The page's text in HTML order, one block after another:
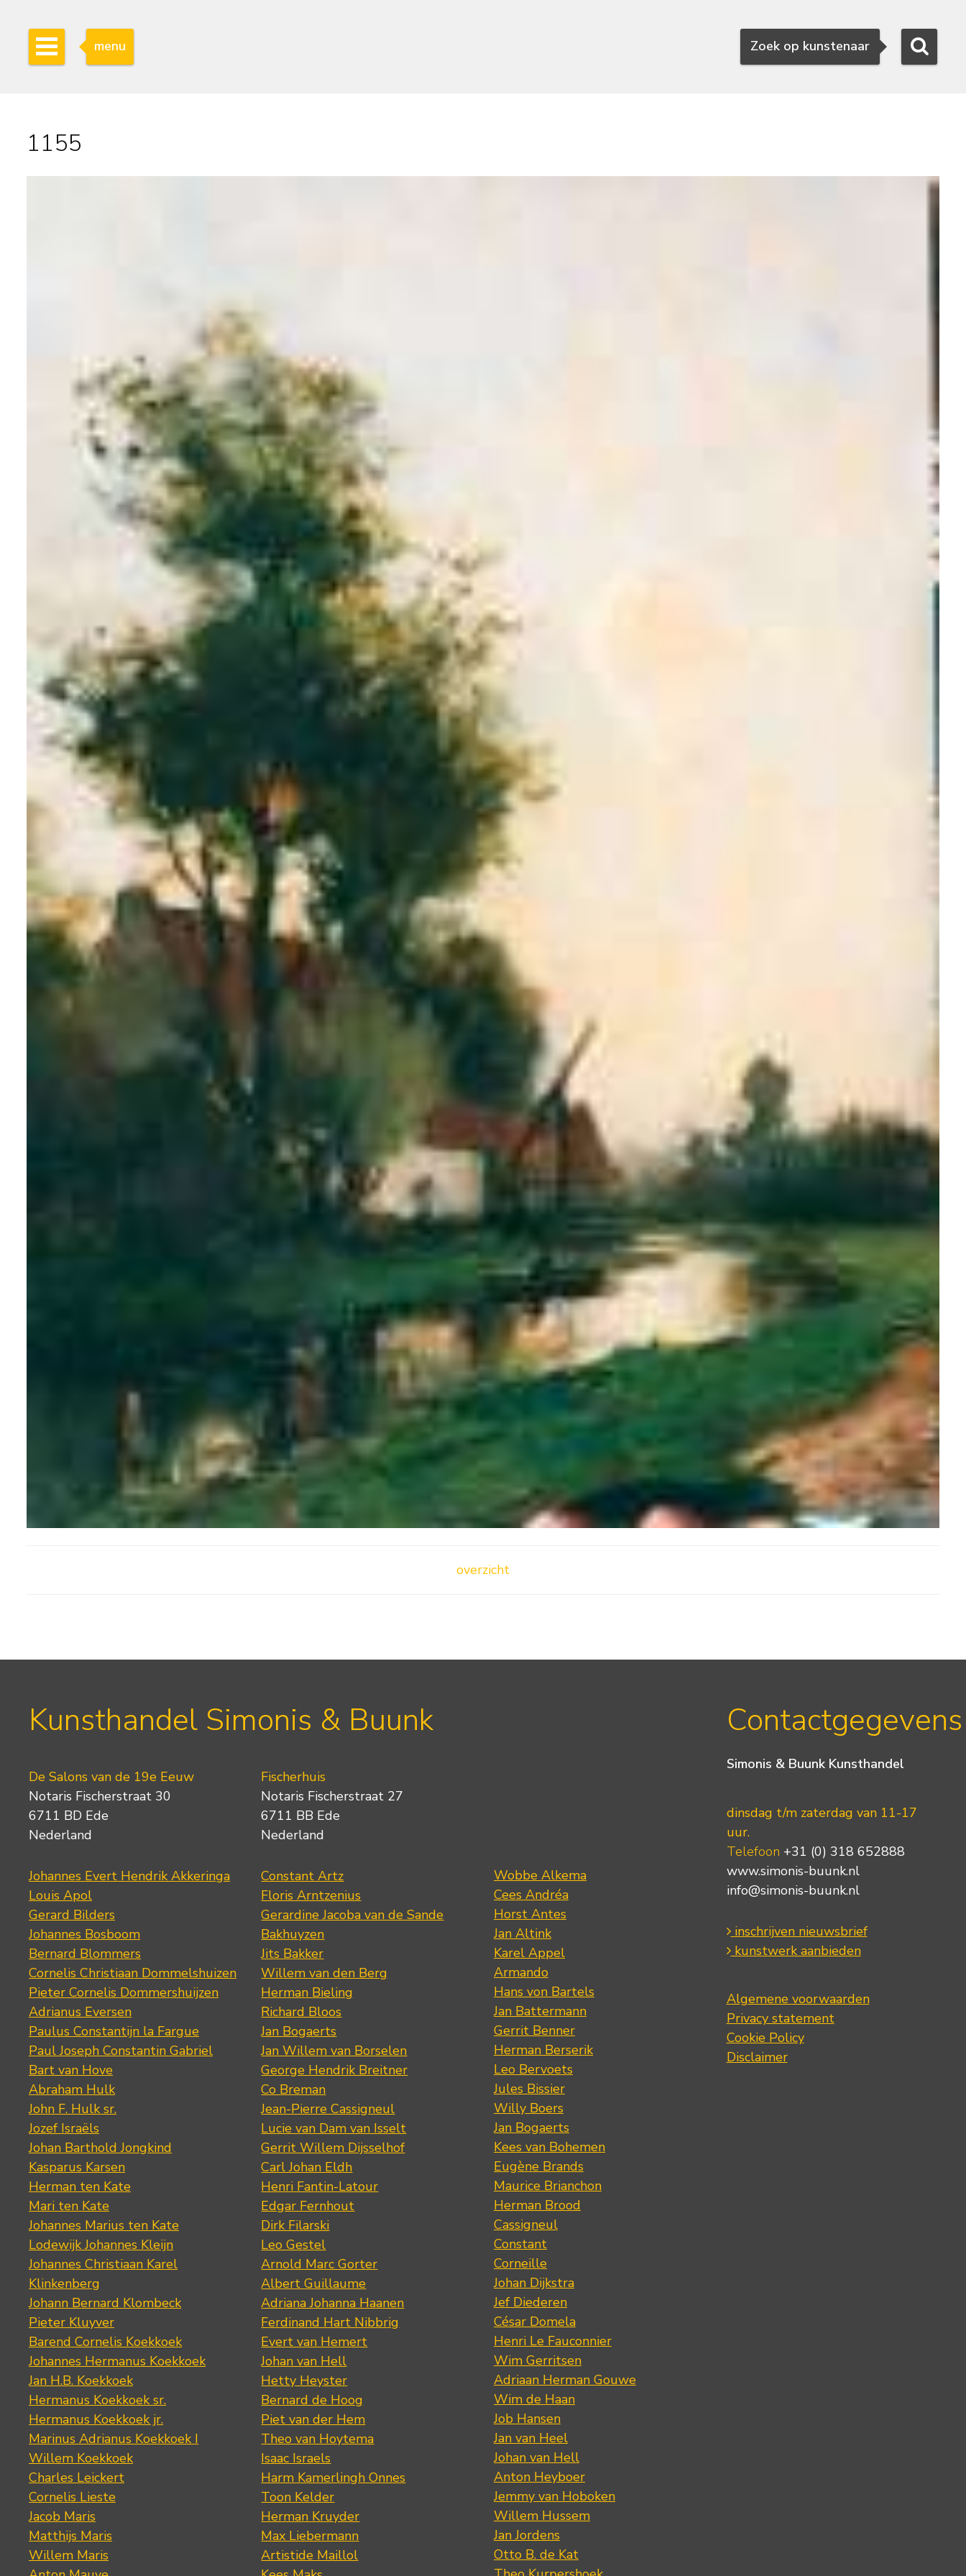
Zoeken
Zoek op kunstenaar
menu
1155
overzicht
Kunsthandel Simonis & Buunk
De Salons van de 19e Eeuw
Notaris Fischerstraat 30
6711 BD Ede
Nederland
Johannes Evert Hendrik Akkeringa
Louis Apol
Gerard Bilders
Johannes Bosboom
Bernard Blommers
Cornelis Christiaan Dommelshuizen
Pieter Cornelis Dommershuijzen
Adrianus Eversen
Paulus Constantijn la Fargue
Paul Joseph Constantin Gabriel
Bart van Hove
Abraham Hulk
John F. Hulk sr.
Jozef Israëls
Johan Barthold Jongkind
Kasparus Karsen
Herman ten Kate
Mari ten Kate
Johannes Marius ten Kate
Lodewijk Johannes Kleijn
Johannes Christiaan Karel
Klinkenberg
Johann Bernard Klombeck
Pieter Kluyver
Barend Cornelis Koekkoek
Johannes Hermanus Koekkoek
Jan H.B. Koekkoek
Hermanus Koekkoek sr.
Hermanus Koekkoek jr.
Marinus Adrianus Koekkoek I
Willem Koekkoek
Charles Leickert
Cornelis Lieste
Jacob Maris
Matthijs Maris
Willem Maris
Fischerhuis
Notaris Fischerstraat 27
6711 BB Ede
Nederland
Constant Artz
Floris Arntzenius
Gerardine Jacoba van de Sande
Bakhuyzen
Jits Bakker
Willem van den Berg
Herman Bieling
Richard Bloos
Jan Bogaerts
Jan Willem van Borselen
George Hendrik Breitner
Co Breman
Jean-Pierre Cassigneul
Lucie van Dam van Isselt
Gerrit Willem Dijsselhof
Carl Johan Eldh
Henri Fantin-Latour
Edgar Fernhout
Dirk Filarski
Leo Gestel
Arnold Marc Gorter
Albert Guillaume
Adriana Johanna Haanen
Ferdinand Hart Nibbrig
Evert van Hemert
Johan van Hell
Hetty Heyster
Bernard de Hoog
Piet van der Hem
Theo van Hoytema
Isaac Israels
Harm Kamerlingh Onnes
Toon Kelder
Herman Kruyder
Max Liebermann
Artistide Maillol
Wobbe Alkema
Cees Andréa
Horst Antes
Jan Altink
Karel Appel
Armando
Hans von Bartels
Jan Battermann
Gerrit Benner
Herman Berserik
Leo Bervoets
Jules Bissier
Willy Boers
Jan Bogaerts
Kees van Bohemen
Eugène Brands
Maurice Brianchon
Herman Brood
Cassigneul
Constant
Corneille
Johan Dijkstra
Jef Diederen
César Domela
Henri Le Fauconnier
Wim Gerritsen
Adriaan Herman Gouwe
Wim de Haan
Job Hansen
Jan van Heel
Johan van Hell
Anton Heyboer
Jemmy van Hoboken
Willem Hussem
Jan Jordens
Otto B. de Kat
Contactgegevens
Simonis & Buunk Kunsthandel
dinsdag t/m zaterdag van 11-17
uur.
Telefoon +31 (0) 318 652888
www.simonis-buunk.nl
info@simonis-buunk.nl
inschrijven nieuwsbrief
kunstwerk aanbieden
Algemene voorwaarden
Privacy statement
Cookie Policy
Disclaimer